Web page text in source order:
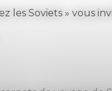
les Soviets » vous